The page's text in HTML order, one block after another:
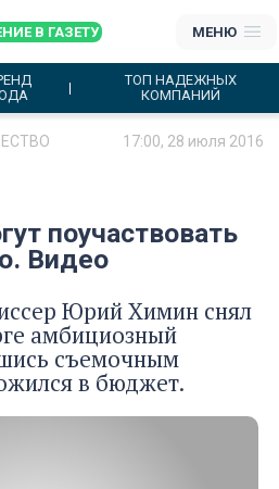
В ГАЗЕТУ МЕНЮ
ТОП НАДЕЖНЫХ
КОМПАНИЙ
17:00, 28 июля 2016
поучаствовать
Видео
Юрий Химин снял
амбициозный
съемочным
в бюджет.